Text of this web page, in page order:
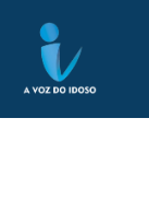
Pular
para